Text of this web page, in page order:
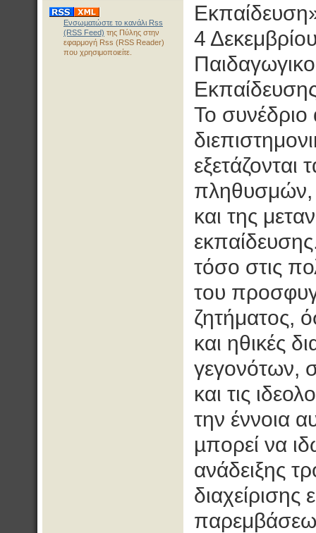
Ενσωματώστε το κανάλι Rss
(RSS Feed) της Πύλης στην
εφαρμογή Rss (RSS Reader)
που χρησιμοποιείτε.
4
Το συνέδριο
εξετάζονται
πληθυσμών,
και της
τόσο στις
του
ζητήματος,
και ηθικές
γεγονότων,
και τις
την έννοια
µπορεί να
ανάδειξης